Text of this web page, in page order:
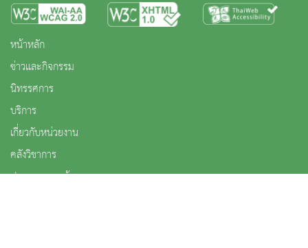
หน้าหลัก
ข่าวและกิจกรรม
นิทรรศการ
บริการ
เกี่ยวกับหน่วยงาน
คลังวิชาการ
ประชาชนควรรู้